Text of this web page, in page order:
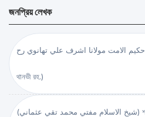
জনপ্রিয় লেখক
حكيم الامت مولانا اشرف علي تهانوي رح ( হাকীমুল উম্মত মাওলানা আশরাফ আলী
থানভী রহ.)
(شيخ الاسلام مفتي محمد تقي عثماني) শাইখুল ইসলাম মুফতী মুহাম্মদ তাকী